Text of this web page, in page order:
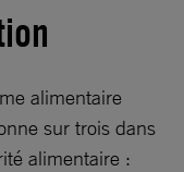
alimentaire
sur trois dans
alimentaire :